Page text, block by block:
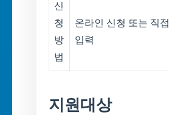
신
청
방
법
온라인 신청 또는 직접
입력
지원대상